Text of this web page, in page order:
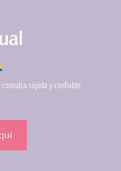
consulta rápida y confiable